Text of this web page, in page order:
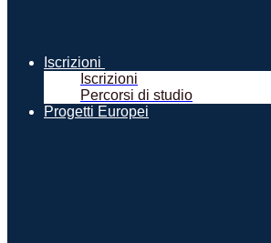
Iscrizioni
Iscrizioni
Percorsi di studio
Progetti Europei